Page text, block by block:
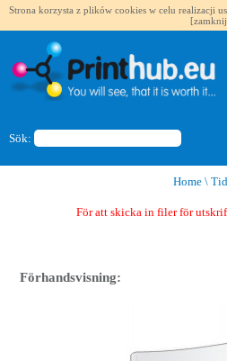
Strona korzysta z plików cookies w celu realizacji
Sök:
Home \
För att skicka in filer för
Förhandsvisning: